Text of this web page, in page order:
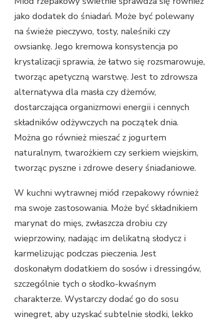
jako dodatek do śniadań. Może być polewany
na świeże pieczywo, tosty, naleśniki czy
owsiankę. Jego kremowa konsystencja po
krystalizacji sprawia, że łatwo się rozsmarowuje,
tworząc apetyczną warstwę. Jest to zdrowsza
alternatywa dla masła czy dżemów,
dostarczająca organizmowi energii i cennych
składników odżywczych na początek dnia.
Można go również mieszać z jogurtem
naturalnym, twarożkiem czy serkiem wiejskim,
tworząc pyszne i zdrowe desery śniadaniowe.
W kuchni wytrawnej miód rzepakowy również
ma swoje zastosowania. Może być składnikiem
marynat do mięs, zwłaszcza drobiu czy
wieprzowiny, nadając im delikatną słodycz i
karmelizując podczas pieczenia. Jest
doskonałym dodatkiem do sosów i dressingów,
szczególnie tych o słodko-kwaśnym
charakterze. Wystarczy dodać go do sosu
winegret, aby uzyskać subtelnie słodki, lekko